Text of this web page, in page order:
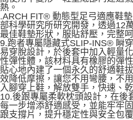
熱。
.ARCH FIT® 動態型足弓適應鞋
部科學研究所研究開發，透過12
最佳鞋墊形狀，服貼舒壓，完整
9.跑者專屬隱藏式SLIP-INS® 瞬
易穿脫設計，於後套中加入輕量
性彈性體，該材料具有橡膠的彈
貼心地內建了一個永久的舒適鞋
效降低摩擦，讓您不用彎腰，不
入腳穿上鞋，解放雙手，快速、
10.後跟專屬柔軟枕頭設計，在後
每一步增添舒適感受，並能牢牢
跟支撐片，提升穩定性與安全包覆